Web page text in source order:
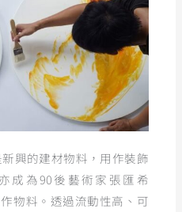
興的建材物料，用作裝飾
成為90後藝術家張匯希
物料。透過流動性高、可